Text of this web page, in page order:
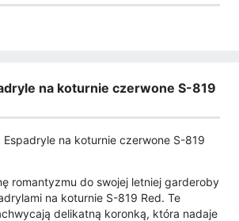
na koturnie czerwone S-819
na koturnie czerwone S-819
romantyzmu do swojej letniej garderoby
na koturnie S-819 Red. Te
delikatną koronką, która nadaje